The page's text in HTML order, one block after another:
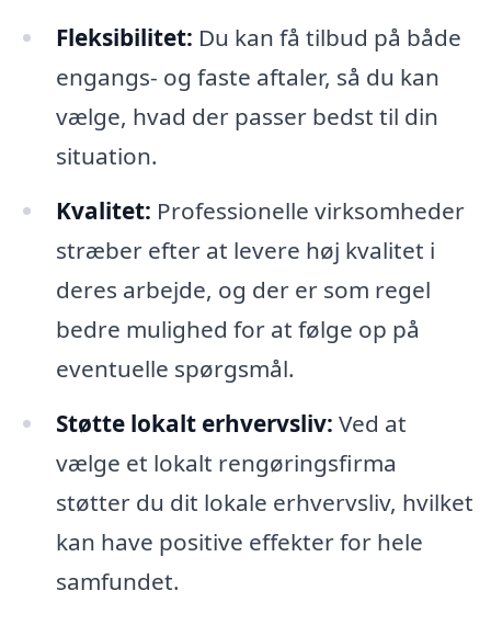
Fleksibilitet: Du kan få tilbud på både
engangs- og faste aftaler, så du kan
vælge, hvad der passer bedst til din
situation.
Kvalitet: Professionelle virksomheder
stræber efter at levere høj kvalitet i
deres arbejde, og der er som regel
bedre mulighed for at følge op på
eventuelle spørgsmål.
Støtte lokalt erhvervsliv: Ved at
vælge et lokalt rengøringsfirma
støtter du dit lokale erhvervsliv, hvilket
kan have positive effekter for hele
samfundet.